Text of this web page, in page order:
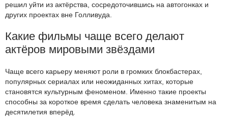
решил уйти из актёрства, сосредоточившись на автогонках и
других проектах вне Голливуда.
Какие фильмы чаще всего делают
актёров мировыми звёздами
Чаще всего карьеру меняют роли в громких блокбастерах,
популярных сериалах или неожиданных хитах, которые
становятся культурным феноменом. Именно такие проекты
способны за короткое время сделать человека знаменитым на
десятилетия вперёд.